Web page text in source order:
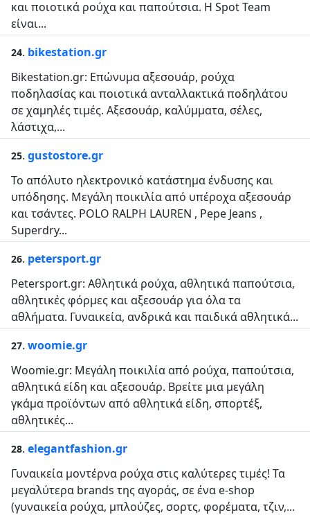
και ποιοτικά ρούχα και παπούτσια. Η Spot Team
είναι...
24. bikestation.gr
Bikestation.gr: Επώνυμα αξεσουάρ, ρούχα
ποδηλασίας και ποιοτικά ανταλλακτικά ποδηλάτου
σε χαμηλές τιμές. Αξεσουάρ, καλύμματα, σέλες,
λάστιχα,...
25. gustostore.gr
Το απόλυτο ηλεκτρονικό κατάστημα ένδυσης και
υπόδησης. Μεγάλη ποικιλία από υπέροχα αξεσουάρ
και τσάντες. POLO RALPH LAUREN , Pepe Jeans ,
Superdry...
26. petersport.gr
Petersport.gr: Αθλητικά ρούχα, αθλητικά παπούτσια,
αθλητικές φόρμες και αξεσουάρ για όλα τα
αθλήματα. Γυναικεία, ανδρικά και παιδικά αθλητικά...
27. woomie.gr
Woomie.gr: Μεγάλη ποικιλία από ρούχα, παπούτσια,
αθλητικά είδη και αξεσουάρ. Βρείτε μια μεγάλη
γκάμα προϊόντων από αθλητικά είδη, σπορτέξ,
αθλητικές...
28. elegantfashion.gr
Γυναικεία μοντέρνα ρούχα στις καλύτερες τιμές! Τα
μεγαλύτερα brands της αγοράς, σε ένα e-shop
(γυναικεία ρούχα, μπλούζες, σορτς, φορέματα, τζιν,...